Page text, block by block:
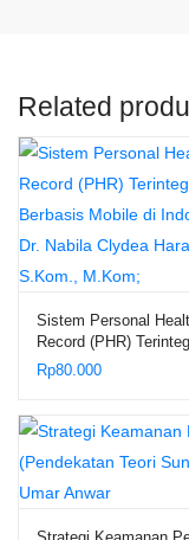
Related
Sistem Personal
Record (PHR)
dan Berbasis Mobile di
Indonesia – Dr. Nabila
Rp80.000